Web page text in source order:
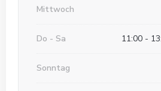
Mittwoch
Do - Sa 11:00 -
Sonntag